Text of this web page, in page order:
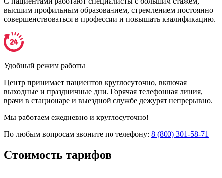
высшим профильным образованием, стремлением постоянно
совершенствоваться в профессии и повышать квалификацию.
Удобный режим работы
Центр принимает пациентов круглосуточно, включая
выходные и праздничные дни. Горячая телефонная линия,
врачи в стационаре и выездной службе дежурят непрерывно.
Мы работаем ежедневно и круглосуточно!
По любым вопросам звоните по телефону: 8 (800) 301-58-71
Стоимость тарифов